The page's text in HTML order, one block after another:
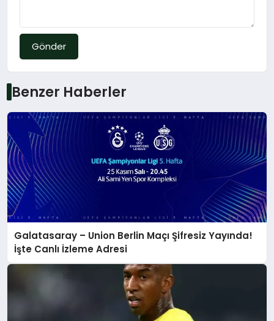
Gönder
Benzer Haberler
Galatasaray – Union Berlin Maçı Şifresiz Yayında!
İşte Canlı İzleme Adresi